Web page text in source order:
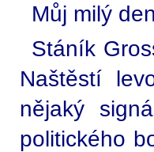
Můj milý
Stáník
Naštěstí
nějaký
politického